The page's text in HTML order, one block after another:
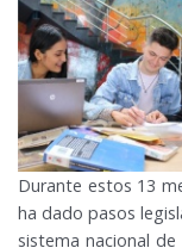
Durante estos 13
ha dado pasos
sistema nacional